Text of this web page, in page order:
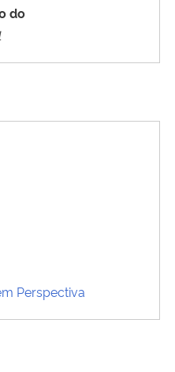
do
Perspectiva